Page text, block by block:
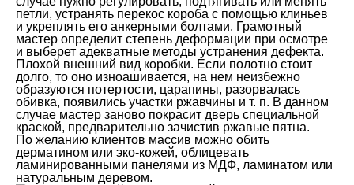
петли, устранять перекос короба с помощью клиньев
и укреплять его анкерными болтами. Грамотный
мастер определит степень деформации при осмотре
и выберет адекватные методы устранения дефекта.
Плохой внешний вид коробки. Если полотно стоит
долго, то оно изноашивается, на нем неизбежно
образуются потертости, царапины, разорвалась
обивка, появились участки ржавчины и т. п. В данном
случае мастер заново покрасит дверь специальной
краской, предварительно зачистив ржавые пятна.
По желанию клиентов массив можно обить
дерматином или эко-кожей, облицевать
ламинированными панелями из МДФ, ламинатом или
натуральным деревом.